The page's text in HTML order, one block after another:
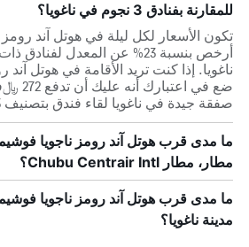
للمقارنة بفنادق 3 نجوم في ناغويا؟
تكون الأسعار لكل ليلة في هوتل آند
ناغويا. إذا كنت تريد الأقامة في هوتل
ضع في
صفقة جيدة في ناغويا لقاء فندق بتصنيف 3-نجوم.
ما مدى قرب هوتل آند رومز ناجويا
مطار، مطار Chubu Centrair Intl؟
ما مدى قرب هوتل آند رومز ناجويا
مدينة ناغويا؟